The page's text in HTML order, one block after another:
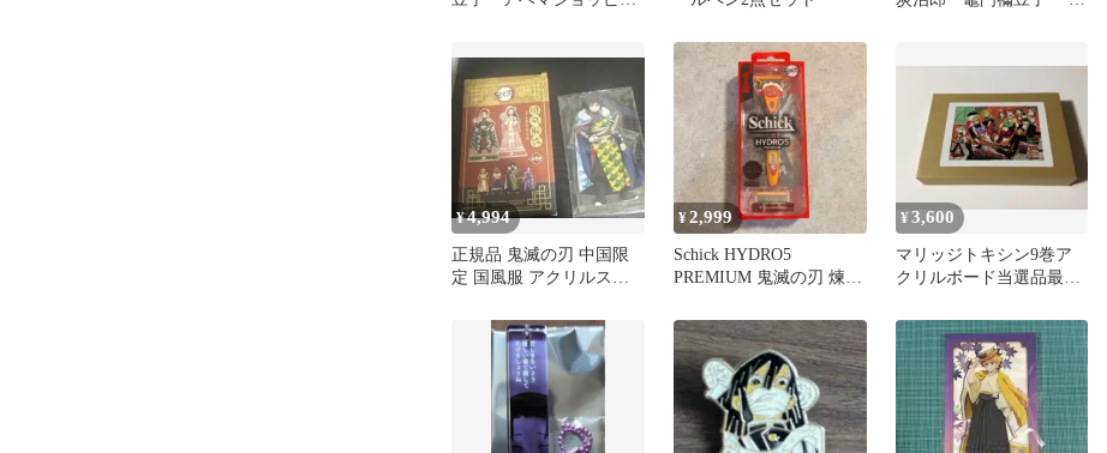
し
¥4,994
正規品 鬼滅の刃 中国限
定 国風服 アクリルスタ
¥2,999
Schick HYDRO5
PREMIUM 鬼滅の刃 煉獄
¥3,600
マリッジトキシン9巻ア
クリルボード当選品最終